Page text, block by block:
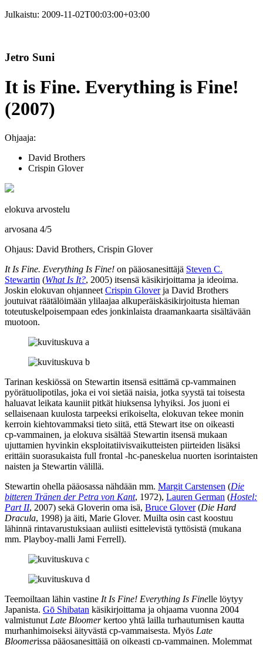
Julkaistu: 2009-11-02T00:03:00+03:00
Jetro Suni
It is Fine. Everything is Fine!
(2007)
Ohjaaja:
David Brothers
Crispin Glover
elokuva arvostelu
arvosana 4/5
Ohjaus: David Brothers, Crispin Glover
It Is Fine. Everything Is Fine! on pääosanesittäjä Steven C.
Stewartin (What Is It?, 2005) itsensä käsikirjoittama ja ideoima.
Joskin elokuvan ohjanneet Crispin Gloverja David Brothers
joutuivat räätälöimään ylilaajaa alkuperäiskäsikirjoitusta hieman
toteutuskelpoisempaan edes jonkinlaista draamankaarta sisältävään
muotoon.
Tarinan keskiössä on Stewartin itsensä esittämä cp‑vammainen
pyörätuolipotilas, joka ei voi sietää naisia, jotka syystä tai toisesta
haluavat leikata kauniit pitkät hiuksensa lyhyiksi. Jos juoni ei
sellaisenaan kuulosta tarpeeksi erikoiselta, elokuvan tekee monin
kerroin kiehtovammaksi tieto siitä, että Stewart itse on oikeasti
cp‑vammainen, ja elokuva sisältää Stewartin itsensä mukaan
ujuttamien hyvinkin eksploitatiivisvaikutteisten piirteiden lisäksi
erittäin suorasukaista full frontal ‑hc‑paneskelua nuorten isorintaisten
naisten ja Stewartin välillä.
Stewartin ohella pääosassa nähdään mm. Margit Carstensen (Die
bitteren Tränen der Petra von Kant, 1972), Lauren German (Hostel:
Part II, 2007) sekä Gloverin oma isä, Bruce Glover(Die Hard
Dracula, 1998) ja äiti, Marie Glover. Muilta osin cast koostuu
lähinnä rintavarustuksiaan auliisti esittelevistä tyttösistä (mukana
mm. Playboy-malli Jami Ferrell).
Teemoiltaan lähin vastine It Is Fine! Everything Is Finelle löytyy
Japanista. Gō Shibatan käsikirjoittama ja ohjaama vuonna 2004
valmistunut Late Bloomerkertoo yhtä lailla turhautumisen kautta
murhanhimoiseksi äityvästä cp‑vammaisesta. Myös Late
Bloomerissa pääosanesittäjä on oikeasti cp‑vammainen. Molemmat